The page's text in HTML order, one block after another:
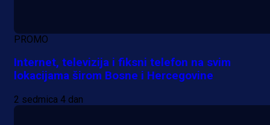
PROMO
Internet, televizija i fiksni telefon na svim
lokacijama širom Bosne i Hercegovine
2 sedmica 4 dan